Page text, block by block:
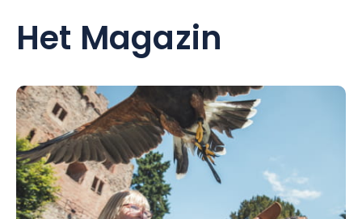
Het Magazin